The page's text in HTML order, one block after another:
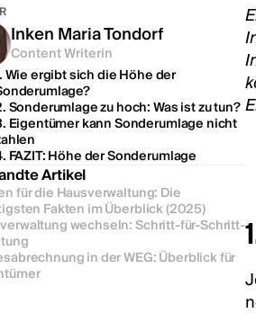
Inken Maria Tondorf
Content Writerin
Wie ergibt sich die Höhe der
Sonderumlage zu hoch: Was ist zu tun?
Eigentümer kann Sonderumlage nicht
FAZIT: Höhe der Sonderumlage
Artikel
für die Hausverwaltung: Die
Fakten im Überblick (2025)
wechseln: Schritt-für-Schritt-
in der WEG: Überblick für